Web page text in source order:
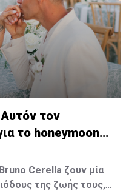
τον
το honeymoon
Cerella ζουν μία
της ζωής τους,